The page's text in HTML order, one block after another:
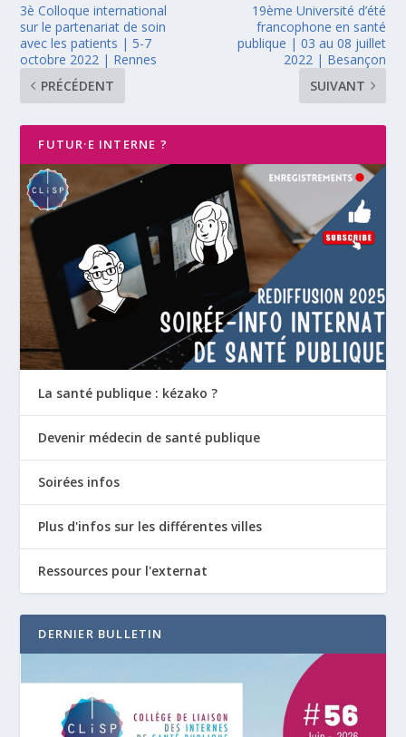
3è Colloque international
sur le partenariat de soin
avec les patients | 5-7
octobre 2022 | Rennes
PRÉCÉDENT
19ème Université d’été
francophone en santé
publique | 03 au 08 juillet
2022 | Besançon
SUIVANT
FUTUR·E INTERNE ?
La santé publique : kézako ?
Devenir médecin de santé publique
Soirées infos
Plus d'infos sur les différentes villes
Ressources pour l'externat
DERNIER BULLETIN